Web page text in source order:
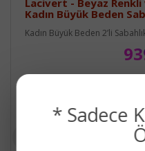
Lacivert - Beyaz
Kadın Büyük Beden
Kadın Büyük Beden 2’li
* Sadece